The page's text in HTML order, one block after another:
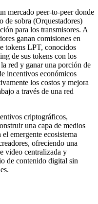
mercado peer-to-peer donde
de sobra (Orquestadores)
para los transmisores. A
ganan comisiones en
tokens LPT, conocidos
de sus tokens con los
red y ganar una porción de
incentivos económicos
los costos y mejora
a través de una red
criptográficos,
una capa de medios
emergente ecosistema
ofreciendo una
video centralizada y
de contenido digital sin